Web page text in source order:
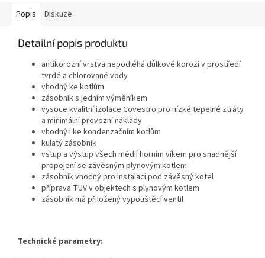
Popis Diskuze
Detailní popis produktu
antikorozní vrstva nepodléhá důlkové korozi v prostředí
tvrdé a chlorované vody
vhodný ke kotlům
zásobník s jedním výměníkem
vysoce kvalitní izolace Covestro pro nízké tepelné ztráty
a minimální provozní náklady
vhodný i ke kondenzačním kotlům
kulatý zásobník
vstup a výstup všech médií horním víkem pro snadnější
propojení se závěsným plynovým kotlem
zásobník vhodný pro instalaci pod závěsný kotel
příprava TUV v objektech s plynovým kotlem
zásobník má přiložený vypouštěcí ventil
Technické parametry: